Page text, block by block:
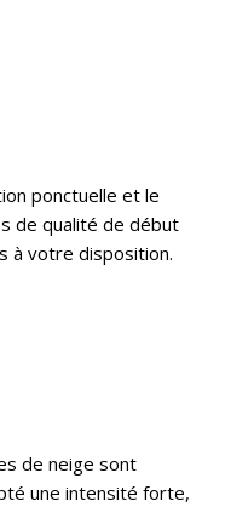
ponctuelle et le
de qualité de début
à votre disposition.
de neige sont
une intensité forte,